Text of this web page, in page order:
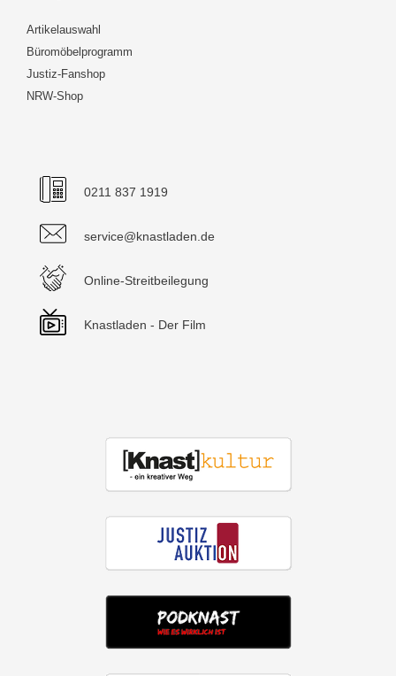
Artikelauswahl
Büromöbelprogramm
Justiz-Fanshop
NRW-Shop
0211 837 1919
service@knastladen.de
Online-Streitbeilegung
Knastladen - Der Film